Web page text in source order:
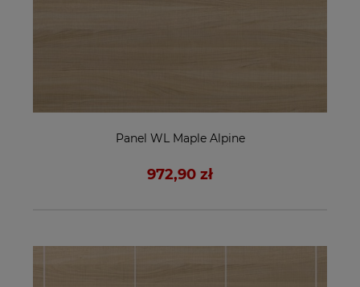
Panel WL Maple Alpine
972,90 zł